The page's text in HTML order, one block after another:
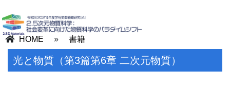
HOME » 書籍
光と物質（第3篇第6章 二次元物質）